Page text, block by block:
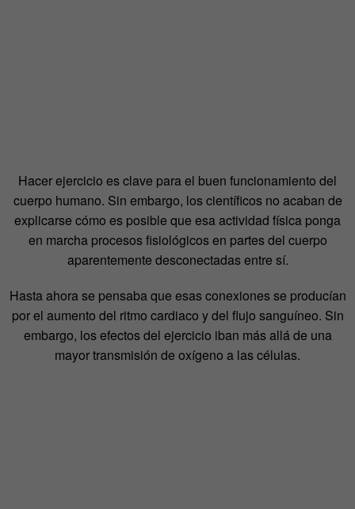
Hacer ejercicio es clave para el buen funcionamiento del
cuerpo humano. Sin embargo, los científicos no acaban de
explicarse cómo es posible que esa actividad física ponga
en marcha procesos fisiológicos en partes del cuerpo
aparentemente desconectadas entre sí.
Hasta ahora se pensaba que esas conexiones se producían
por el aumento del ritmo cardiaco y del flujo sanguíneo. Sin
embargo, los efectos del ejercicio iban más allá de una
mayor transmisión de oxígeno a las células.